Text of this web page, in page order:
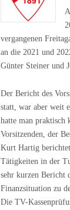
vergangenen
an die 2021 und
Günter Steiner und
Der Bericht des
statt, war aber weit
hatte man praktisch
Vorsitzenden, der
Kurt Hartig
Tätigkeiten in der
sehr kurzen Bericht
Finanzsituation zu
Die TV-